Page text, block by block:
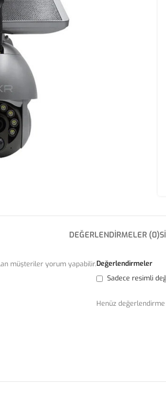
DEĞERLENDIRMELER (0)
Değerlendirmeler
Sadece resimli
Henüz değerlendirme
müşteriler yorum yapabilir.